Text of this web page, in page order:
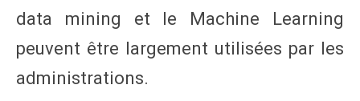
data mining et le Machine Learning
peuvent être largement utilisées par les
administrations.